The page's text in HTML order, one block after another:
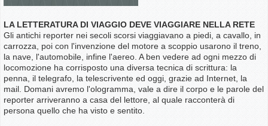
LA LETTERATURA DI VIAGGIO DEVE VIAGGIARE NELLA RETE
Gli antichi reporter nei secoli scorsi viaggiavano a piedi, a cavallo, in
carrozza, poi con l'invenzione del motore a scoppio usarono il treno,
la nave, l'automobile, infine l'aereo. A ben vedere ad ogni mezzo di
locomozione ha corrisposto una diversa tecnica di scrittura: la
penna, il telegrafo, la telescrivente ed oggi, grazie ad Internet, la
mail. Domani avremo l'ologramma, vale a dire il corpo e le parole del
reporter arriveranno a casa del lettore, al quale racconterà di
persona quello che ha visto e sentito.